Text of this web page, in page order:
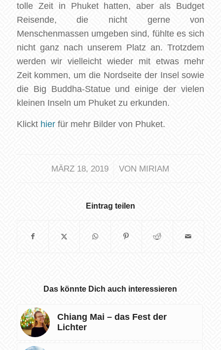
tolle Zeit in Phuket hatten, aber als Budget
Reisende, die nicht gerne von
Menschenmassen umgeben sind, fühlte es sich
nicht ganz nach unserem Platz an. Trotzdem
werden wir vielleicht wieder mit etwas mehr
Zeit kommen, um die Nordseite der Insel sowie
die Big Buddha-Statue und einige der vielen
kleinen Inseln um Phuket zu erkunden.
Klickt hierfür mehr Bilder von Phuket.
MÄRZ 18, 2019
/ VON MIRIAM
Eintrag teilen
Das könnte Dich auch interessieren
Chiang Mai – das Fest der
Lichter